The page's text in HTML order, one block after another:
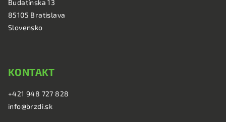
Budatínska 13
85105 Bratislava
Slovensko
KONTAKT
+421 948 727 828
info@brzdi.sk